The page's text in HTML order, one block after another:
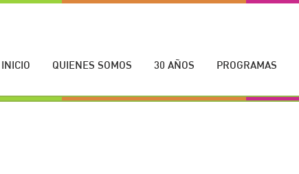
INICIO QUIENES SOMOS 30 AÑOS PROGRAMAS